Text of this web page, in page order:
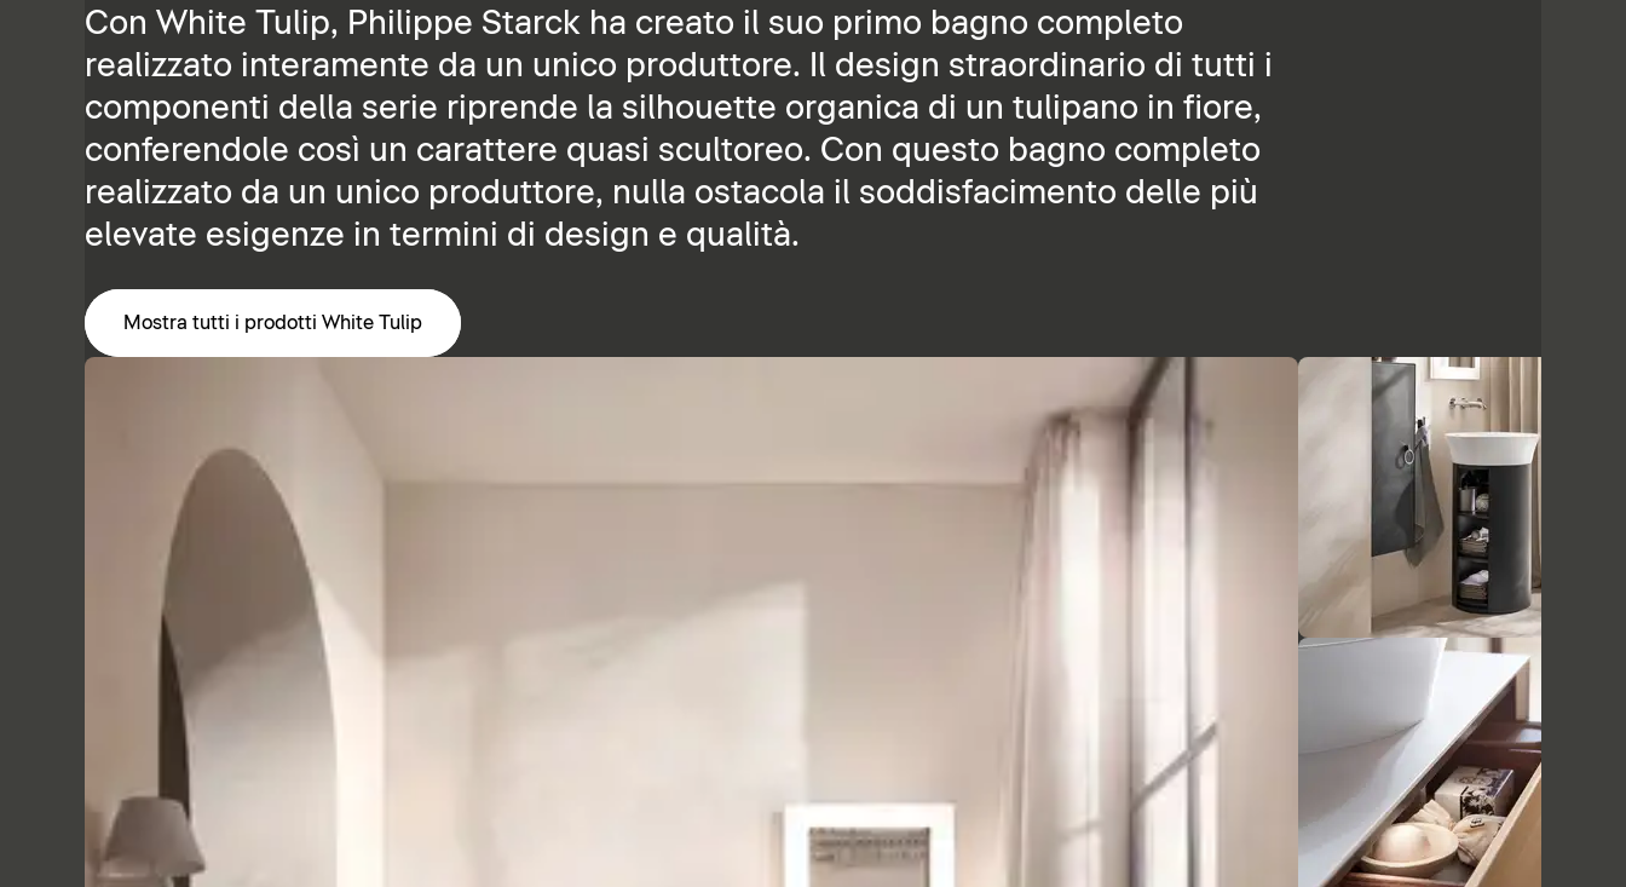
Con White Tulip, Philippe Starck ha creato il suo primo bagno completo
realizzato interamente da un unico produttore. Il design straordinario di tutti i
componenti della serie riprende la silhouette organica di un tulipano in fiore,
conferendole così un carattere quasi scultoreo. Con questo bagno completo
realizzato da un unico produttore, nulla ostacola il soddisfacimento delle più
elevate esigenze in termini di design e qualità.
Mostra tutti i prodotti White Tulip